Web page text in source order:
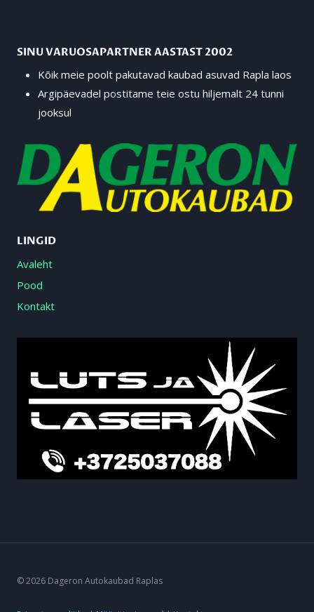
SINU VARUOSAPARTNER AASTAST 2002
Kõik meie poolt pakutavad kaubad asuvad Rapla laos
Argipäevadel postitame teie ostu hiljemalt 24 tunni
jooksul
LINGID
Avaleht
Pood
Kontakt
© 2026 Dageron Autokaubad Raplas